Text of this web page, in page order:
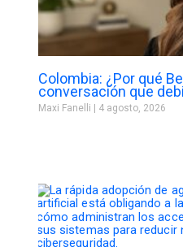
Colombia: ¿Por qué
conversación que
Maxi Fanelli 4 agosto, 2026